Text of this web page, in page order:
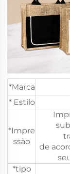
*Marca
* Estilo
*Impre
ssão
de
*tipo